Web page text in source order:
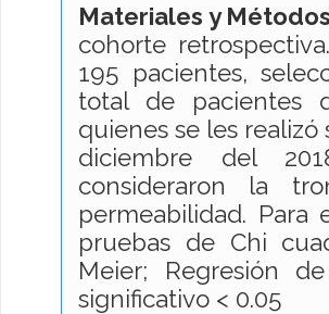
Materiales y
cohorte
195 pacientes,
total de pacientes
quienes se les
diciembre del
consideraron la
permeabilidad. Para
pruebas de Chi
Meier; Regresión
significativo < 0.05